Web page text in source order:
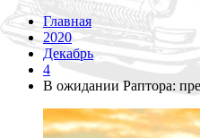
Главная
2020
Декабрь
4
В ожидании Раптора: